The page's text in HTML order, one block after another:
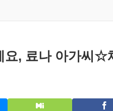
요, 료나 아가씨☆